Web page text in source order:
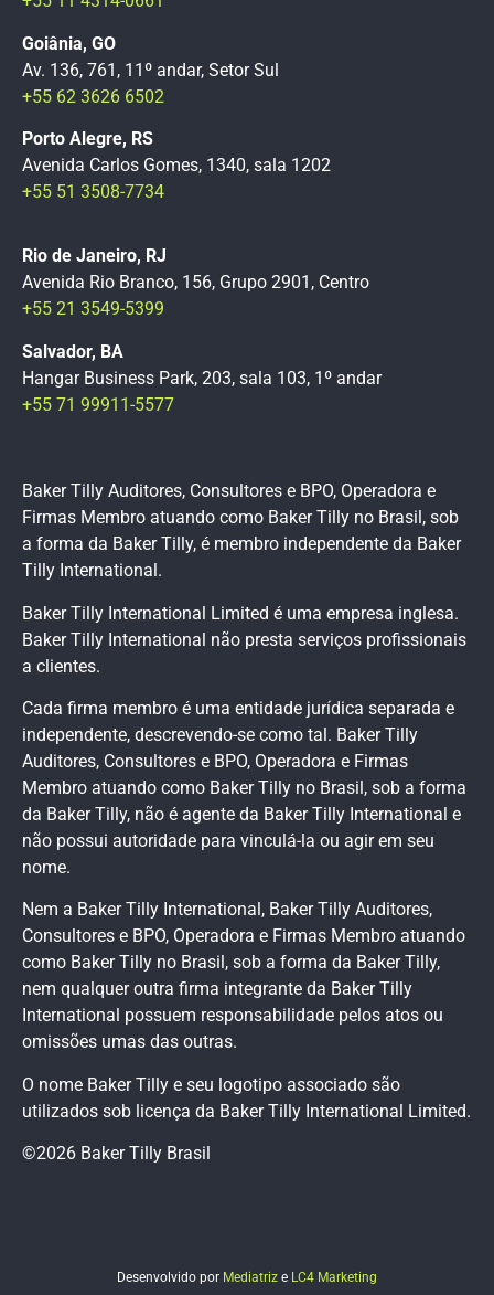
Goiânia, GO
Av. 136, 761, 11º andar, Setor Sul
+55 62 3626 6502
Porto Alegre, RS
Avenida Carlos Gomes, 1340, sala 1202
+55 51 3508-7734
Rio de Janeiro, RJ
Avenida Rio Branco, 156, Grupo 2901, Centro
+55 21 3549-5399
Salvador, BA
Hangar Business Park, 203, sala 103, 1º andar
+55 71 99911-5577
Baker Tilly Auditores, Consultores e BPO, Operadora e
Firmas Membro atuando como Baker Tilly no Brasil, sob
a forma da Baker Tilly, é membro independente da Baker
Tilly International.
Baker Tilly International Limited é uma empresa inglesa.
Baker Tilly International não presta serviços profissionais
a clientes.
Cada firma membro é uma entidade jurídica separada e
independente, descrevendo-se como tal. Baker Tilly
Auditores, Consultores e BPO, Operadora e Firmas
Membro atuando como Baker Tilly no Brasil, sob a forma
da Baker Tilly, não é agente da Baker Tilly International e
não possui autoridade para vinculá-la ou agir em seu
nome.
Nem a Baker Tilly International, Baker Tilly Auditores,
Consultores e BPO, Operadora e Firmas Membro atuando
como Baker Tilly no Brasil, sob a forma da Baker Tilly,
nem qualquer outra firma integrante da Baker Tilly
International possuem responsabilidade pelos atos ou
omissões umas das outras.
O nome Baker Tilly e seu logotipo associado são
utilizados sob licença da Baker Tilly International Limited.
©2026 Baker Tilly Brasil
Desenvolvido por Mediatriz e LC4 Marketing